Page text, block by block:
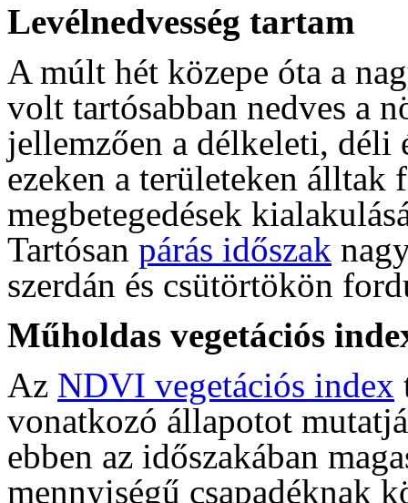
Levélnedvesség tartam
A múlt hét közepe óta a
volt tartósabban nedves a
jellemzően a délkeleti, déli
ezeken a területeken álltak
megbetegedések
Tartósan párás időszak
szerdán és csütörtökön
Műholdas vegetációs
Az NDVI vegetációs index
vonatkozó állapotot
ebben az időszakában
mennyiségű csapadéknak